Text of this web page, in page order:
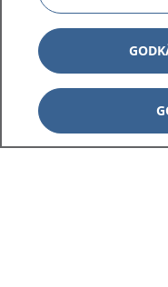
1177 på flera språk
Om 1177
Kontakt